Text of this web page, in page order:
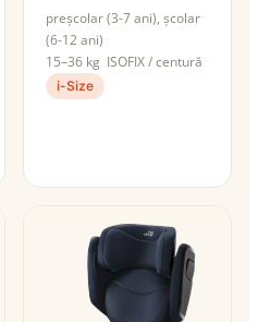
preșcolar (3-7 ani), școlar
(6-12 ani)
15–36 kg ISOFIX / centură
i-Size